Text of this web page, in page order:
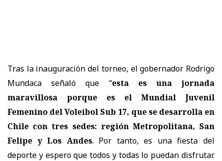
Tras la inauguración del torneo, el gobernador Rodrigo
Mundaca señaló que “esta es una jornada
maravillosa porque es el Mundial Juvenil
Femenino del Voleibol Sub 17, que se desarrolla en
Chile con tres sedes: región Metropolitana, San
Felipe y Los Andes. Por tanto, es una fiesta del
deporte y espero que todos y todas lo puedan disfrutar.